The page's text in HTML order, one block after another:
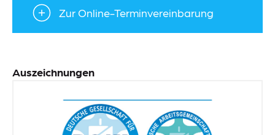
Zur Online-Terminvereinbarung
Auszeichnungen